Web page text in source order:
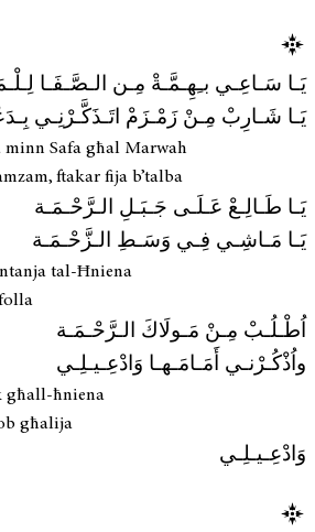
يَـا سَـاعِـي بـِهِـمَّـةْ مِـن الـصَّـفَـا
يَـا شَـارِبْ مِـنْ زَمْـزَمْ اتَـذَكَّـرْنِـي
Safa għal Marwah
ftakar fija b’talba
يَـا طَـالِـعْ عَـلَـى جَـبَـلِ الـرَّحْـمَـة
يَـا مَـاشِـي فِـي وَسَـطِ الـزَّحْـمَـة
tal-Ħniena
اُطْـلُـبْ مِـنْ مَـولَاكَ الـرَّحْـمَـة
واُذْكُـرْنـي أَمَـامَـهـا وَادْعِـيـلِـي
ħniena
għalija
وَادْعِـيـلِـي